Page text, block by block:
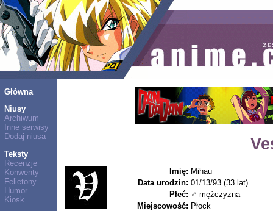
Główna
Niusy
Archiwum
Inne serwisy
Dodaj niusa
Teksty
Recenzje
Konwenty
Felietony
Humor
Kiosk
Imię: Mihau
Data urodzin: 01/13/93 (33 lat)
Płeć: ♂ mężczyzna
Miejscowość: Płock